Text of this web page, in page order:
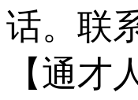
话。联
【通才